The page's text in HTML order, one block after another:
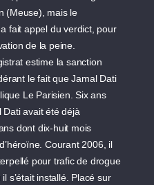
(Meuse), mais le
fait appel du verdict, pour
de la peine.
estime la sanction
le fait que Jamal Dati
Le Parisien. Six ans
avait été déjà
dont dix-huit mois
Courant 2006, il
pour trafic de drogue
s’était installé. Placé sur